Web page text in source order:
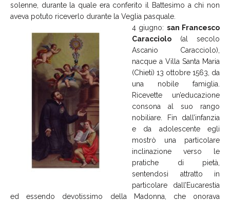
solenne, durante la quale era conferito il Battesimo a chi non
aveva potuto riceverlo durante la Veglia pasquale.
4 giugno: san Francesco
Caracciolo (al secolo
Ascanio Caracciolo),
nacque a Villa Santa Maria
(Chieti) 13 ottobre 1563, da
una nobile famiglia.
Ricevette un’educazione
consona al suo rango
nobiliare. Fin dall’infanzia
e da adolescente egli
mostrò una particolare
inclinazione verso le
pratiche di pietà,
sentendosi attratto in
particolare dall’Eucarestia
ed essendo devotissimo della Madonna, che onorava